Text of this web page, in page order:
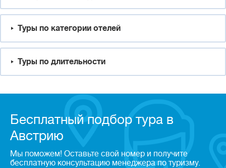
Туры по категории отелей
Туры по длительности
Бесплатный подбор тура в
Австрию
Мы поможем! Оставьте свой номер и получите
бесплатную консультацию менеджера по туризму.